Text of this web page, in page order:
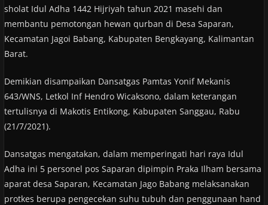
sholat Idul Adha 1442 Hijriyah tahun 2021 masehi dan
membantu pemotongan hewan qurban di Desa Saparan,
Kecamatan Jagoi Babang, Kabupaten Bengkayang, Kalimantan
Barat.
Demikian disampaikan Dansatgas Pamtas Yonif Mekanis
643/WNS, Letkol Inf Hendro Wicaksono, dalam keterangan
tertulisnya di Makotis Entikong, Kabupaten Sanggau, Rabu
(21/7/2021).
Dansatgas mengatakan, dalam memperingati hari raya Idul
Adha ini 5 personel pos Saparan dipimpin Praka Ilham bersama
aparat desa Saparan, Kecamatan Jago Babang melaksanakan
protkes berupa pengecekan suhu tubuh dan penggunaan hand